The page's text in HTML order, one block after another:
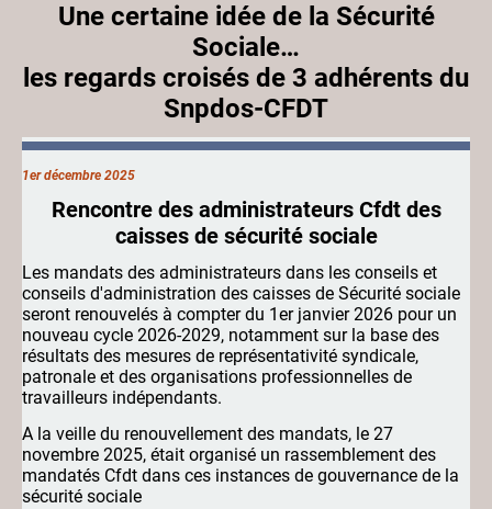
Une certaine idée de la Sécurité
Sociale…
les regards croisés de 3 adhérents du
Snpdos-CFDT
1er décembre 2025
Rencontre des administrateurs Cfdt des
caisses de sécurité sociale
Les mandats des administrateurs dans les conseils et
conseils d'administration des caisses de Sécurité sociale
seront renouvelés à compter du 1er janvier 2026 pour un
nouveau cycle 2026-2029, notamment sur la base des
résultats des mesures de représentativité syndicale,
patronale et des organisations professionnelles de
travailleurs indépendants.
A la veille du renouvellement des mandats, le 27
novembre 2025, était organisé un rassemblement des
mandatés Cfdt dans ces instances de gouvernance de la
sécurité sociale